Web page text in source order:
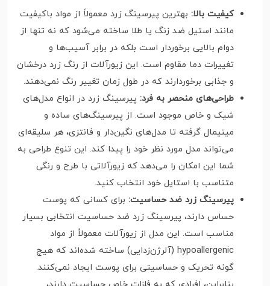
کیفیت بالا: بهترین پیرسینگ زرد معمولاً از مواد باکیفیت
مانند استیل ضد زنگ یا طلا ساخته می‌شود که نه تنها از
دوام بالایی برخوردار است بلکه در برابر آسیب‌ها و
تغییرات دما مقاوم است. این زیورآلات از رنگ زرد درخشان
و جذابی برخوردارند که در طول زمان تغییر رنگ نمی‌دهند.
طراحی‌های منحصر به فرد: پیرسینگ زرد در انواع مدل‌های
شیک و خاص موجود است. از پیرسینگ‌های ساده و
مینیمال گرفته تا مدل‌های نگین‌دار و فانتزی، هر سلیقه‌ای
می‌تواند مدل مورد نظر خود را پیدا کند. این تنوع طراحی به
شما این امکان را می‌دهد که زیورآلاتی با طرح و رنگی
متناسب با استایل خود انتخاب کنید.
پیرسینگ زرد ضد حساسیت: برای کسانی که پوست
حساس دارند، پیرسینگ زرد ضد حساسیت انتخابی بسیار
مناسب است. این مدل از زیورآلات معمولاً از مواد
hypoallergenic (آلرژن‌زدایی) ساخته شده‌اند که هیچ
گونه تحریک و حساسیتی برای پوست ایجاد نمی‌کنند.